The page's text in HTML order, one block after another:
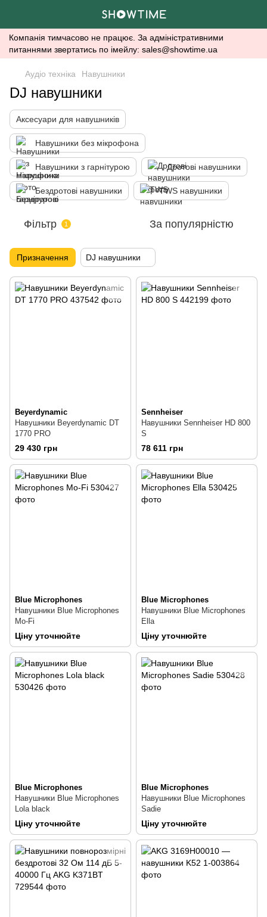
Компанія тимчасово не працює. За адміністративними
питаннями звертатись по імейлу: sales@showtime.ua
Аудіо техніка Навушники
DJ навушники
Аксесуари для навушників
Навушники без мікрофона
Навушники з гарнітурою Дротові навушники
Бездротові навушники TWS навушники
Фільтр 1 За популярністю
Призначення DJ навушники
Beyerdynamic
Навушники Beyerdynamic DT
1770 PRO
29 430 грн
Sennheiser
Навушники Sennheiser HD 800
S
78 611 грн
Blue Microphones
Навушники Blue Microphones
Mo-Fi
Ціну уточнюйте
Blue Microphones
Навушники Blue Microphones
Ella
Ціну уточнюйте
Blue Microphones
Навушники Blue Microphones
Lola black
Ціну уточнюйте
Blue Microphones
Навушники Blue Microphones
Sadie
Ціну уточнюйте